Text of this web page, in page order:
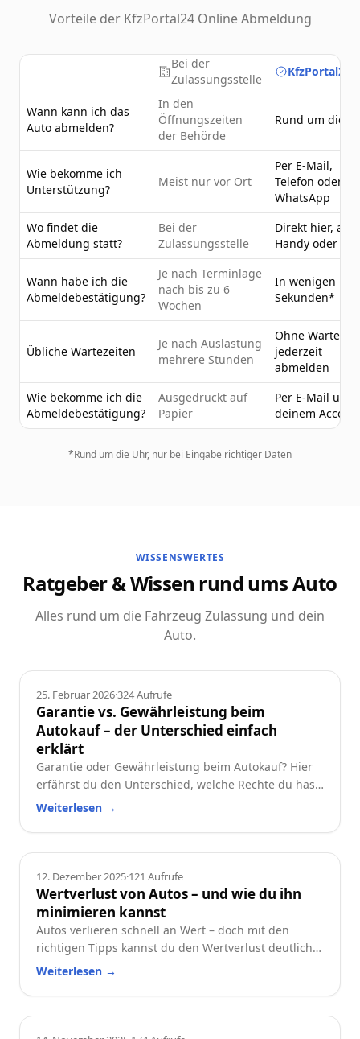
Vorteile der KfzPortal24 Online Abmeldung
Bei der
Zulassungsstelle
Wann kann ich das
Auto abmelden?
In den
Öffnungszeiten
der Behörde
Rund um die
Wie bekomme ich
Unterstützung?
Meist nur vor Ort
Per E-Mail,
Telefon oder
WhatsApp
Wo findet die
Abmeldung statt?
Bei der
Zulassungsstelle
Direkt hier, am
Handy oder PC
Wann habe ich die
Abmeldebestätigung?
Je nach Terminlage
nach bis zu 6
Wochen
In wenigen
Sekunden*
Übliche Wartezeiten
Je nach Auslastung
mehrere Stunden
Ohne Wartezeit
jederzeit
abmelden
Wie bekomme ich die
Abmeldebestätigung?
Ausgedruckt auf
Papier
Per E-Mail und
deinem
*Rund um die Uhr, nur bei Eingabe richtiger Daten
WISSENSWERTES
Ratgeber & Wissen rund ums Auto
Alles rund um die Fahrzeug Zulassung und dein
Auto.
Ratgeber
25. Februar 2026·324Aufrufe
Garantie vs. Gewährleistung beim
Autokauf – der Unterschied einfach
erklärt
Garantie oder Gewährleistung beim Autokauf? Hier
erfährst du den Unterschied, welche Rechte du hast
und worauf du beim Neu- oder Gebrauchtwagen
Weiterlesen →
Ratgeber
12. Dezember 2025·121 Aufrufe
Wertverlust von Autos – und wie du ihn
minimieren kannst
Autos verlieren schnell an Wert – doch mit den
richtigen Tipps kannst du den Wertverlust deutlich
reduzieren. Erfahre, welche Faktoren besonders
wertstabil hältst.
Weiterlesen →
Ratgeber